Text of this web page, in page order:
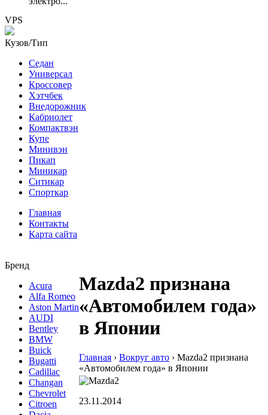
VPS
Кузов/Тип
Седан
Универсал
Кроссовер
Хэтчбек
Внедорожник
Кабриолет
Компактвэн
Купе
Минивэн
Пикап
Миникар
Ситикар
Спорткар
Главная
Контакты
Карта сайта
Бренд
Acura
Alfa Romeo
Aston Martin
AUDI
Bentley
BMW
Buick
Bugatti
Cadillac
Changan
Chevrolet
Citroen
Mazda2 признана
«Автомобилем года»
в Японии
Главная › Вокруг авто › Mazda2 признана
«Автомобилем года» в Японии
23.11.2014